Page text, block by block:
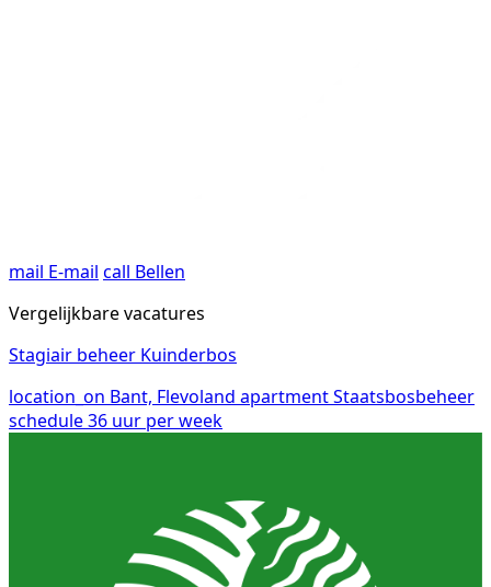
mail E-mail call Bellen
Vergelijkbare vacatures
Stagiair beheer Kuinderbos
location_on Bant, Flevoland apartmentStaatsbosbeheer
schedule36 uur per week